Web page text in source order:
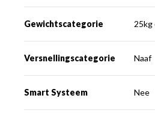
Gewichtscategorie 25kg
Versnellingscategorie Naaf
Smart Systeem Nee